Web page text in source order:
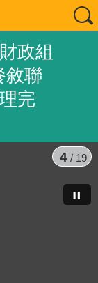
政組
敘聯
完
4 / 19